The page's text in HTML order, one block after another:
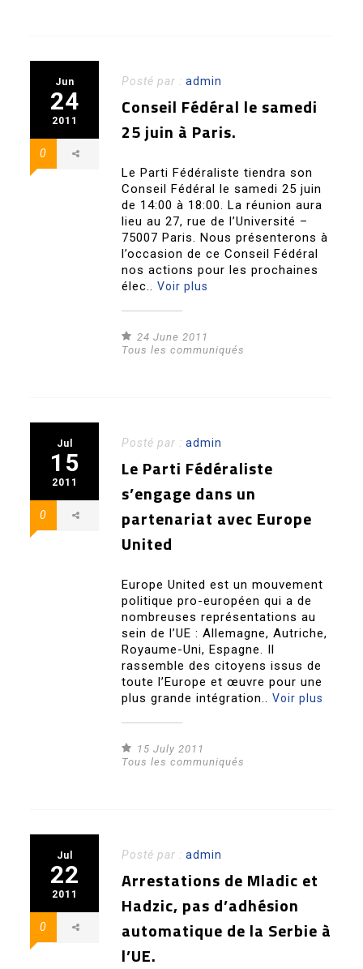
Jun
24
2011
0
Posté par :admin
Conseil Fédéral le samedi
25 juin à Paris.
Le Parti Fédéraliste tiendra son
Conseil Fédéral le samedi 25 juin
de 14:00 à 18:00. La réunion aura
lieu au 27, rue de l’Université –
75007 Paris. Nous présenterons à
l’occasion de ce Conseil Fédéral
nos actions pour les prochaines
élec..Voir plus
24 June 2011
Tous les communiqués
Jul
15
2011
0
Posté par :admin
Le Parti Fédéraliste
s’engage dans un
partenariat avec Europe
United
Europe United est un mouvement
politique pro-européen qui a de
nombreuses représentations au
sein de l’UE : Allemagne, Autriche,
Royaume-Uni, Espagne. Il
rassemble des citoyens issus de
toute l’Europe et œuvre pour une
plus grande intégration..Voir plus
15 July 2011
Tous les communiqués
Jul
22
2011
0
Posté par :admin
Arrestations de Mladic et
Hadzic, pas d’adhésion
automatique de la Serbie à
l’UE.